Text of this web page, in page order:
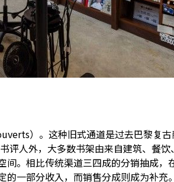
）。这种旧式通道是过去巴黎复
评人外，大多数书架由来自建筑、
。 相比传统渠道三四成的分销抽成，
的一部分收入，而销售分成则成为补充。